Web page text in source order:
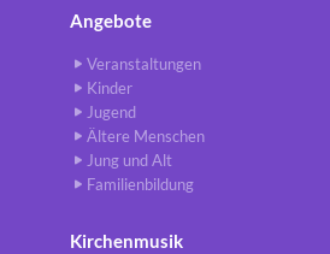
Angebote
Veranstaltungen
Kinder
Jugend
Ältere Menschen
Jung und Alt
Familienbildung
Kirchenmusik